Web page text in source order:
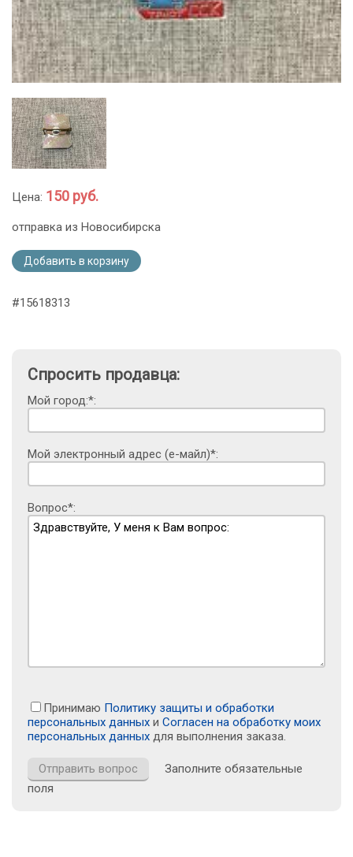
Цена: 150 руб.
отправка из Новосибирска
Добавить в корзину
#15618313
Спросить продавца:
Мой город:*:
Мой электронный адрес (е-майл)*:
Вопрос*:
Принимаю Политику защиты и обработки
персональных данных и Согласен на обработку моих
персональных данных для выполнения заказа.
Заполните обязательные
поля